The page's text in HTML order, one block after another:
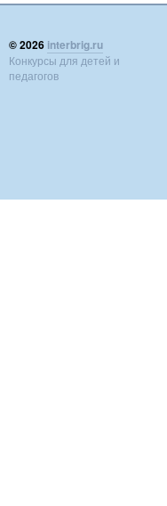
© 2026 interbrig.ru
Конкурсы для детей и
педагогов